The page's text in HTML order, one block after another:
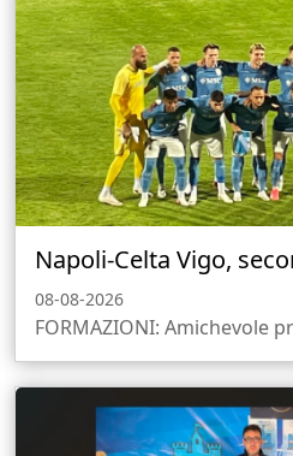
Napoli-Celta Vigo,
08-08-2026
FORMAZIONI: Amichevole